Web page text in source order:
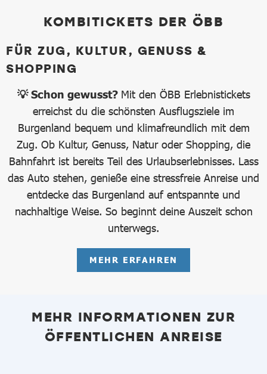
KOMBITICKETS DER ÖBB
FÜR ZUG, KULTUR, GENUSS &
SHOPPING
💡 Schon gewusst? Mit den ÖBB Erlebnistickets
erreichst du die schönsten Ausflugsziele im
Burgenland bequem und klimafreundlich mit dem
Zug. Ob Kultur, Genuss, Natur oder Shopping, die
Bahnfahrt ist bereits Teil des Urlaubserlebnisses. Lass
das Auto stehen, genieße eine stressfreie Anreise und
entdecke das Burgenland auf entspannte und
nachhaltige Weise. So beginnt deine Auszeit schon
unterwegs.
MEHR ERFAHREN
MEHR INFORMATIONEN ZUR
ÖFFENTLICHEN ANREISE